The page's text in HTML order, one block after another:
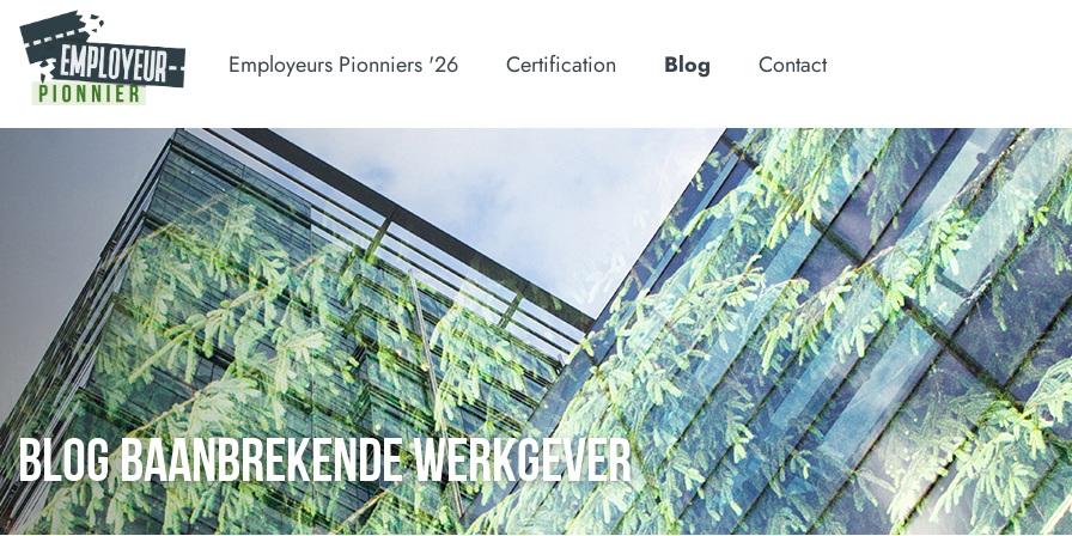
Employeurs Pionniers '26 Certification Blog Contact
BLOG BAANBREKENDE WERKGEVER